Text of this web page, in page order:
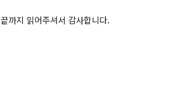
까지 읽어주셔서 감사합니다.